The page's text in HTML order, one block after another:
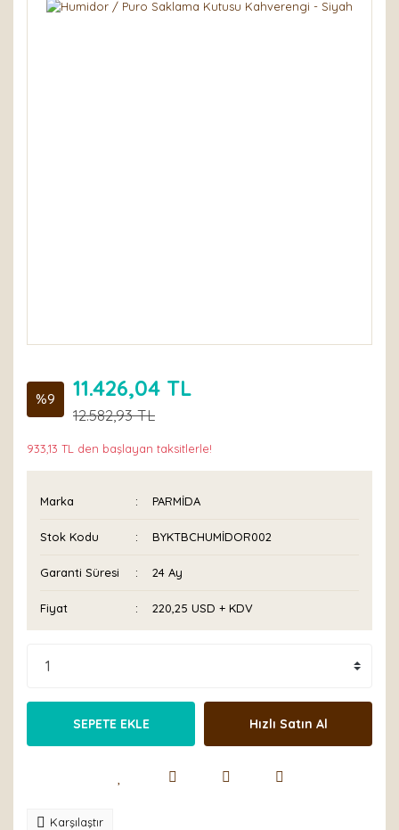
%9 11.426,04 TL
12.582,93 TL
933,13 TL den başlayan taksitlerle!
Marka PARMİDA
Stok Kodu BYKTBCHUMİDOR002
Garanti Süresi 24 Ay
Fiyat 220,25 USD + KDV
SEPETE EKLE Hızlı Satın Al
Karşılaştır